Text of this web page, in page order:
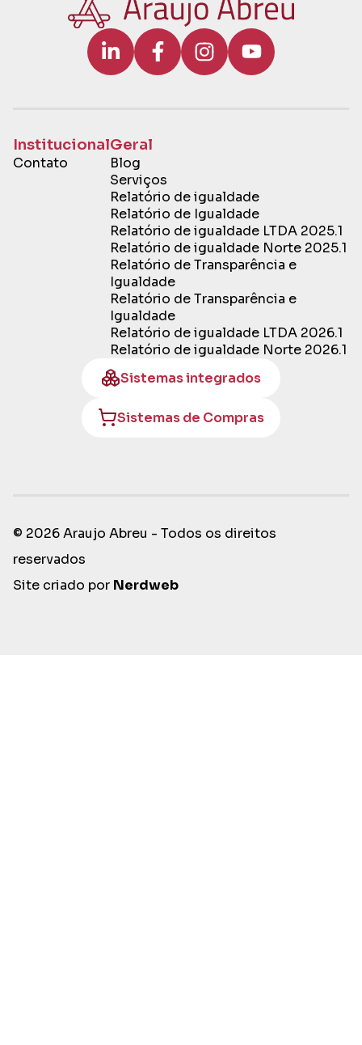
Institucional
Contato
Geral
Blog
Serviços
Relatório de igualdade
Relatório de Igualdade
Relatório de igualdade LTDA 2025.1
Relatório de igualdade Norte 2025.1
Relatório de Transparência e
Igualdade
Relatório de Transparência e
Igualdade
Relatório de igualdade LTDA 2026.1
Relatório de igualdade Norte 2026.1
Sistemas integrados
Sistemas de Compras
© 2026 Araujo Abreu - Todos os direitos
reservados
Site criado por Nerdweb